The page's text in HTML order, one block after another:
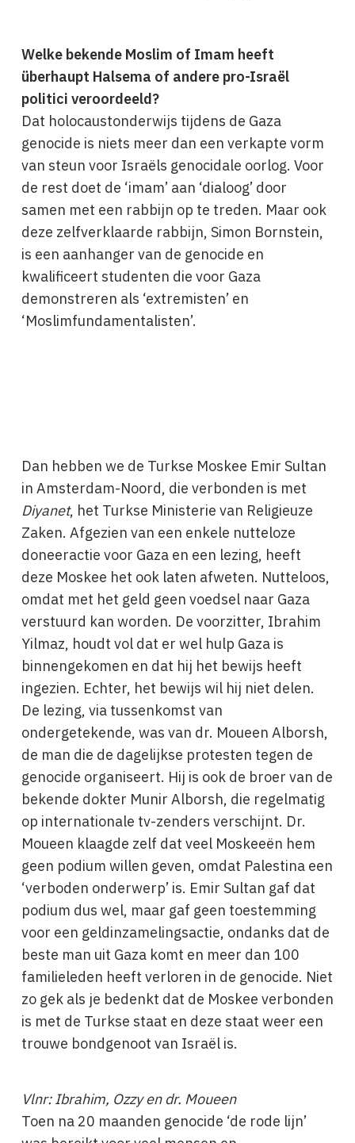
Welke bekende Moslim of Imam heeft
überhaupt Halsema of andere pro-Israël
politici veroordeeld?
Dat holocaustonderwijs tijdens de Gaza
genocide is niets meer dan een verkapte vorm
van steun voor Israëls genocidale oorlog. Voor
de rest doet de ‘imam’ aan ‘dialoog’ door
samen met een rabbijn op te treden. Maar ook
deze zelfverklaarde rabbijn, Simon Bornstein,
is een aanhanger van de genocide en
kwalificeert studenten die voor Gaza
demonstreren als ‘extremisten’ en
‘Moslimfundamentalisten’.
Dan hebben we de Turkse Moskee Emir Sultan
in Amsterdam-Noord, die verbonden is met
Diyanet, het Turkse Ministerie van Religieuze
Zaken. Afgezien van een enkele nutteloze
doneeractie voor Gaza en een lezing, heeft
deze Moskee het ook laten afweten. Nutteloos,
omdat met het geld geen voedsel naar Gaza
verstuurd kan worden. De voorzitter, Ibrahim
Yilmaz, houdt vol dat er wel hulp Gaza is
binnengekomen en dat hij het bewijs heeft
ingezien. Echter, het bewijs wil hij niet delen.
De lezing, via tussenkomst van
ondergetekende, was van dr. Moueen Alborsh,
de man die de dagelijkse protesten tegen de
genocide organiseert. Hij is ook de broer van de
bekende dokter Munir Alborsh, die regelmatig
op internationale tv-zenders verschijnt. Dr.
Moueen klaagde zelf dat veel Moskeeën hem
geen podium willen geven, omdat Palestina een
‘verboden onderwerp’ is. Emir Sultan gaf dat
podium dus wel, maar gaf geen toestemming
voor een geldinzamelingsactie, ondanks dat de
beste man uit Gaza komt en meer dan 100
familieleden heeft verloren in de genocide. Niet
zo gek als je bedenkt dat de Moskee verbonden
is met de Turkse staat en deze staat weer een
trouwe bondgenoot van Israël is.
Vlnr: Ibrahim, Ozzy en dr. Moueen
Toen na 20 maanden genocide ‘de rode lijn’